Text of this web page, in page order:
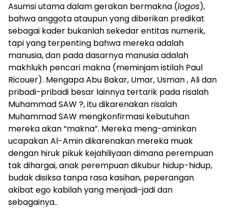
Asumsi utama dalam gerakan bermakna (logos),
bahwa anggota ataupun yang diberikan predikat
sebagai kader bukanlah sekedar entitas numerik,
tapi yang terpenting bahwa mereka adalah
manusia, dan pada dasarnya manusia adalah
makhlukh pencari makna (meminjam istilah Paul
Ricouer). Mengapa Abu Bakar, Umar, Usman , Ali dan
pribadi-pribadi besar lainnya tertarik pada risalah
Muhammad SAW ?, itu dikarenakan risalah
Muhammad SAW mengkonfirmasi kebutuhan
mereka akan “makna”. Mereka meng-aminkan
ucapakan Al-Amin dikarenakan mereka muak
dengan hiruk pikuk kejahiliyaan dimana perempuan
tak dihargai, anak perempuan dikubur hidup-hidup,
budak disiksa tanpa rasa kasihan, peperangan
akibat ego kabilah yang menjadi-jadi dan
sebagainya..